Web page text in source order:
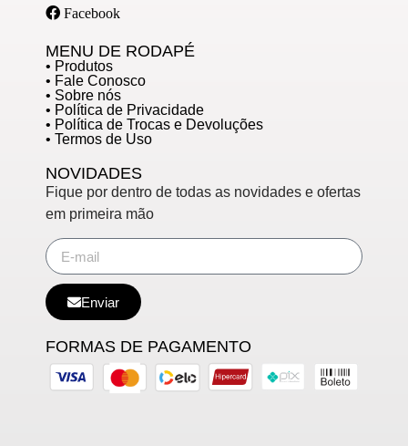
Facebook
MENU DE RODAPÉ
• Produtos
• Fale Conosco
• Sobre nós
• Política de Privacidade
• Política de Trocas e Devoluções
• Termos de Uso
NOVIDADES
Fique por dentro de todas as novidades e ofertas
em primeira mão
Enviar
FORMAS DE PAGAMENTO